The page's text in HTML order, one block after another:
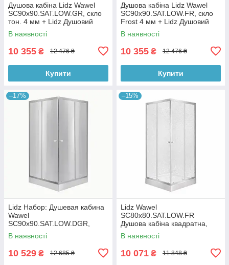
Душова кабіна Lidz Wawel
SC90x90.SAT.LOW.GR, скло
тон. 4 мм + Lidz Душовий
піддон KAPIELKA ST90x90х14
В наявності
10 355 ₴ 12 476 ₴
Купити
Душова кабіна Lidz Wawel
SC90x90.SAT.LOW.FR, скло
Frost 4 мм + Lidz Душовий
піддон KAPIELKA ST90x90х14
В наявності
10 355 ₴ 12 476 ₴
Купити
–17%
Lidz Набор: Душевая кабина
Wawel
SC90x90.SAT.LOW.DGR,
квадратная, стекло
тонированное 4 мм +
ST90x90x14
В наявності
10 529 ₴ 12 685 ₴
–15%
Lidz Wawel
SC80x80.SAT.LOW.FR
Душова кабіна квадратна,
скло Frost 4 мм + Lidz
Душовий піддон KAPIELKA
В наявності
10 071 ₴ 11 848 ₴